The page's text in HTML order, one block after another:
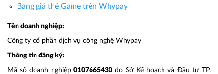
Bảng giá thẻ Game trên Whypay
Tên doanh nghiệp:
Công ty cổ phần dịch vụ công nghệ Whypay
Thông tin đăng ký:
Mã số doanh nghiệp0107665430 do Sở Kế hoạch và Đầu tư TP.